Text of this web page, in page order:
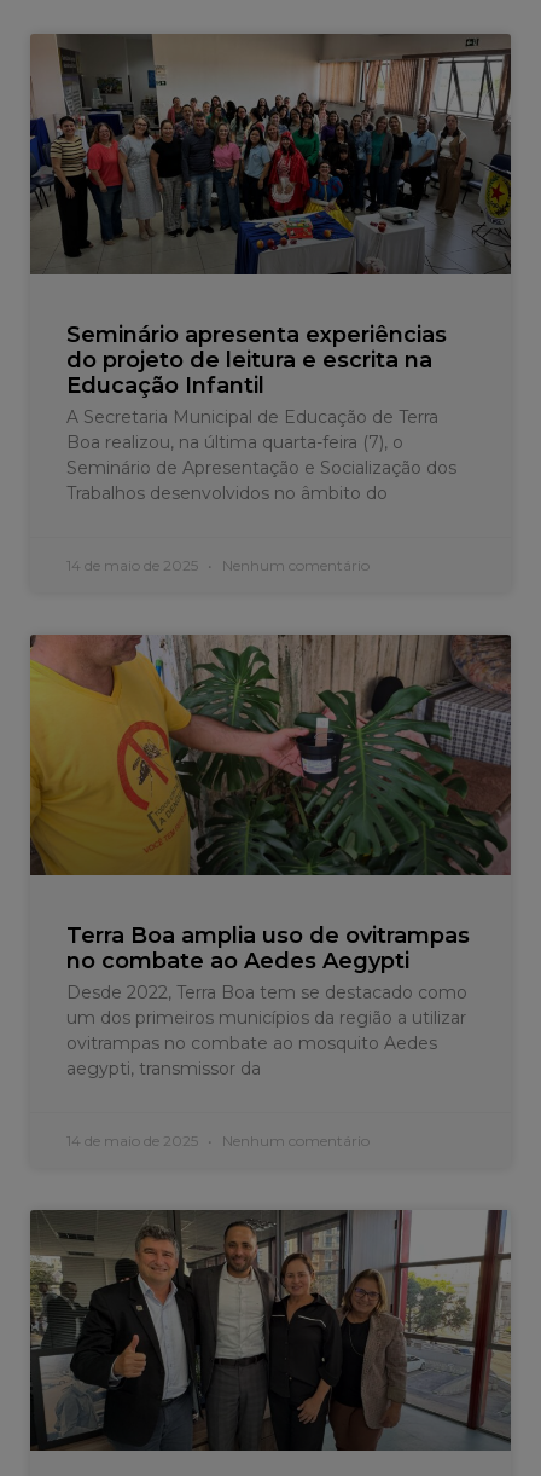
Seminário apresenta experiências
do projeto de leitura e escrita na
Educação Infantil
A Secretaria Municipal de Educação de Terra
Boa realizou, na última quarta-feira (7), o
Seminário de Apresentação e Socialização dos
Trabalhos desenvolvidos no âmbito do
14 de maio de 2025 Nenhum comentário
Terra Boa amplia uso de ovitrampas
no combate ao Aedes Aegypti
Desde 2022, Terra Boa tem se destacado como
um dos primeiros municípios da região a utilizar
ovitrampas no combate ao mosquito Aedes
aegypti, transmissor da
14 de maio de 2025 Nenhum comentário